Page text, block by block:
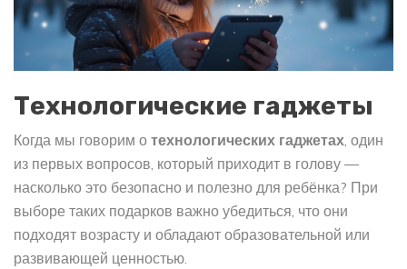
Технологические гаджеты
Когда мы говорим о технологических гаджетах, один
из первых вопросов, который приходит в голову —
насколько это безопасно и полезно для ребёнка? При
выборе таких подарков важно убедиться, что они
подходят возрасту и обладают образовательной или
развивающей ценностью.